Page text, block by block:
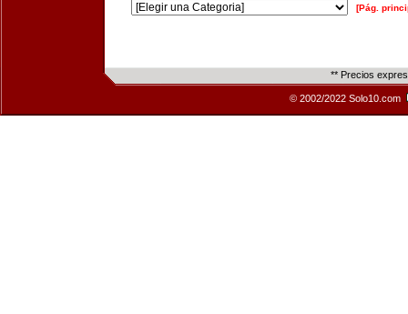
[Pág.
** Precios
© 2002/2022 Solo10.com